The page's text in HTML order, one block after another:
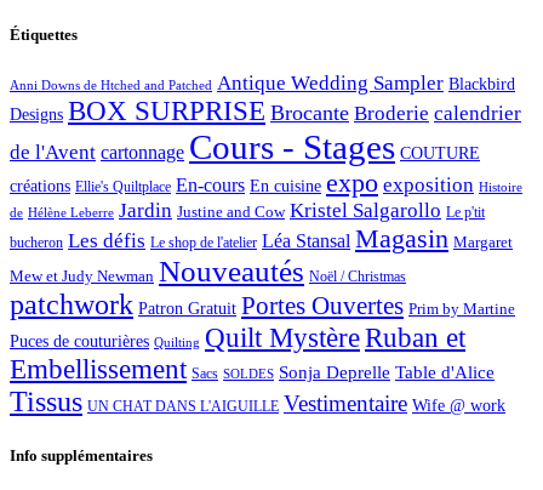
Étiquettes
Anni Downs de Htched and Patched Antique Wedding Sampler Blackbird
Designs BOX SURPRISE Brocante Broderie calendrier
de l'Avent cartonnage Cours - Stages COUTURE
créations Ellie's Quiltplace En-cours En cuisine expo exposition Histoire
de Hélène Leberre Jardin Justine and Cow Kristel Salgarollo Le p'tit
bucheron Les défis Le shop de l'atelier Léa Stansal Magasin Margaret
Mew et Judy Newman Nouveautés Noël / Christmas
patchwork Patron Gratuit Portes Ouvertes Prim by Martine
Puces de couturières Quilting Quilt MystèreRuban et
Embellissement Sacs SOLDES Sonja Deprelle Table d'Alice
Tissus UN CHAT DANS L'AIGUILLE Vestimentaire Wife @ work
Info supplémentaires